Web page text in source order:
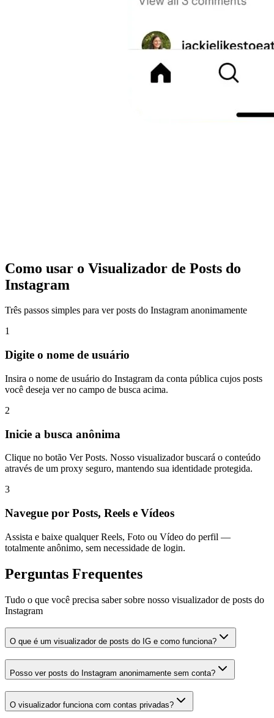
Como usar o Visualizador de Posts do
Instagram
Três passos simples para ver posts do Instagram anonimamente
1
Digite o nome de usuário
Insira o nome de usuário do Instagram da conta pública cujos posts
você deseja ver no campo de busca acima.
2
Inicie a busca anônima
Clique no botão Ver Posts. Nosso visualizador buscará o conteúdo
através de um proxy seguro, mantendo sua identidade protegida.
3
Navegue por Posts, Reels e Vídeos
Assista e baixe qualquer Reels, Foto ou Vídeo do perfil —
totalmente anônimo, sem necessidade de login.
Perguntas Frequentes
Tudo o que você precisa saber sobre nosso visualizador de posts do
Instagram
O que é um visualizador de posts do IG e como funciona?
Posso ver posts do Instagram anonimamente sem conta?
O visualizador funciona com contas privadas?